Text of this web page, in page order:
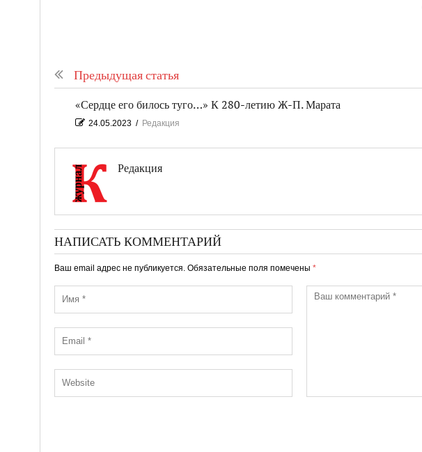
Предыдущая статья
«Сердце его билось туго…» К 280-летию Ж-П. Марата
24.05.2023 / Редакция
Редакция
НАПИСАТЬ КОММЕНТАРИЙ
Ваш email адрес не публикуется. Обязательные поля помечены *